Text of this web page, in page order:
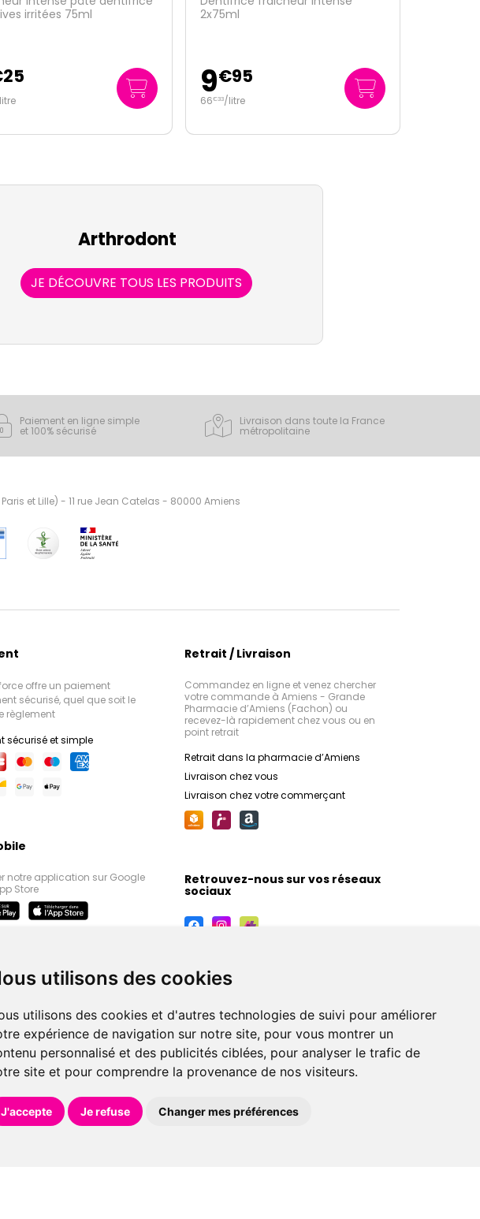
utilisons des cookies
utilisons des cookies et d'autres technologies de suivi pour améliorer
expérience de navigation sur notre site, pour vous montrer un
personnalisé et des publicités ciblées, pour analyser le trafic de
site et pour comprendre la provenance de nos visiteurs.
J'accepte Je refuse Changer mes préférences
95
litre
75ml
4€95
66€00/litre
Arthrodont
JE DÉCOUVRE TOUS LES PRODUITS
Paiement en ligne simple
et 100% sécurisé
Livraison dans toute la France
métropolitaine
et Lille) - 11 rue Jean Catelas - 80000 Amiens
offre un paiement
sécurisé, quel que soit le
règlement
sécurisé et simple
notre application sur Google
Store
Retrait / Livraison
Commandez en ligne et venez chercher
votre commande à Amiens - Grande
Pharmacie d’Amiens (Fachon) ou
recevez-là rapidement chez vous ou en
point retrait
Retrait dans la pharmacie d’Amiens
Livraison chez vous
Livraison chez votre commerçant
Retrouvez-nous sur vos réseaux
sociaux
de nos conseils pharmaceutiques, orthopédiques, homéopathiques,
bien-être.
à un choix de 20000 références en pharmacie, parapharmacie, diététique et
au drive ou vous les faire livrer à domicile.